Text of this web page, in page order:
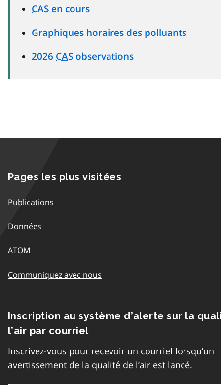
CAS en cours
Graphiques horaires des polluants
2026 CAS observations
Pages les plus visitées
Publications
Données
ATOM
Communiquez avec nous
Inscription au système d’alerte sur la
l’air par courriel
Inscrivez-vous pour recevoir un courriel lorsqu’un
avertissement de la qualité de l’air est lancé.